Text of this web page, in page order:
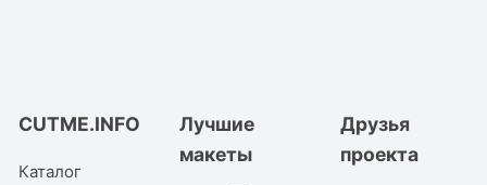
CUTME.INFO
Каталог
Лучшие
макеты
Друзья
проекта